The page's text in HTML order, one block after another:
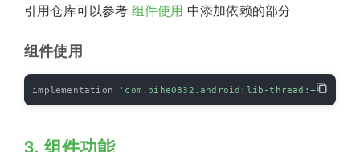
引用仓库可以参考 组件使用 中添加依赖的部分
组件使用
implementation 'com.bihe0832.android:lib-thread:+'
3. 组件功能